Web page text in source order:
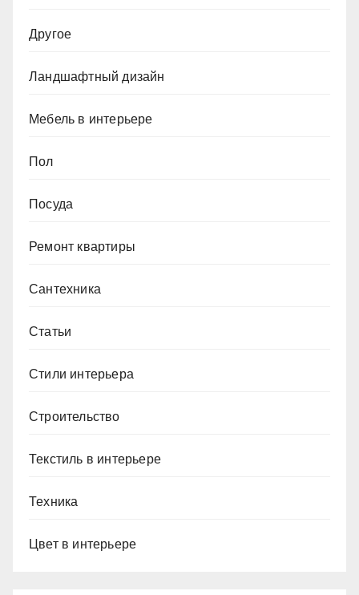
Другое
Ландшафтный дизайн
Мебель в интерьере
Пол
Посуда
Ремонт квартиры
Сантехника
Статьи
Стили интерьера
Строительство
Текстиль в интерьере
Техника
Цвет в интерьере